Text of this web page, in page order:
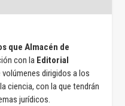
que Almacén de
con la Editorial
volúmenes dirigidos a los
ciencia, con la que tendrán
jurídicos.